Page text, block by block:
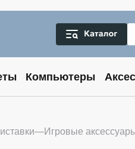
Компьютеры
Игровые